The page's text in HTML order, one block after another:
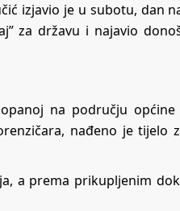
izjavio je u subotu, dan
za državu i najavio
na području
nađeno je
a prema prikupljenim